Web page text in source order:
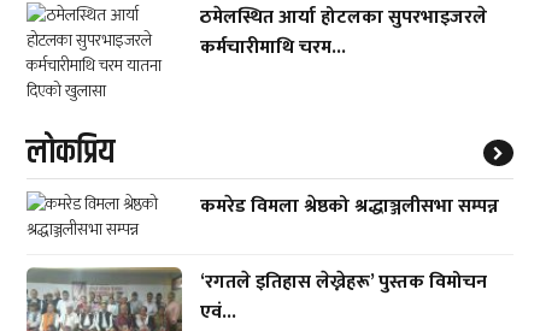
ठमेलस्थित आर्या होटलका सुपरभाइजरले
कर्मचारीमाथि चरम...
लाेकप्रिय
कमरेड विमला श्रेष्ठको श्रद्धाञ्जलीसभा सम्पन्न
‘रगतले इतिहास लेख्नेहरू’ पुस्तक विमोचन
एवं...